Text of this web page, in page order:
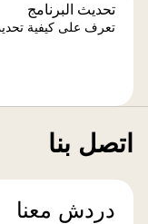
تحديث البرنامج
تعرف على كيفية
اتصل بنا
دردش معنا